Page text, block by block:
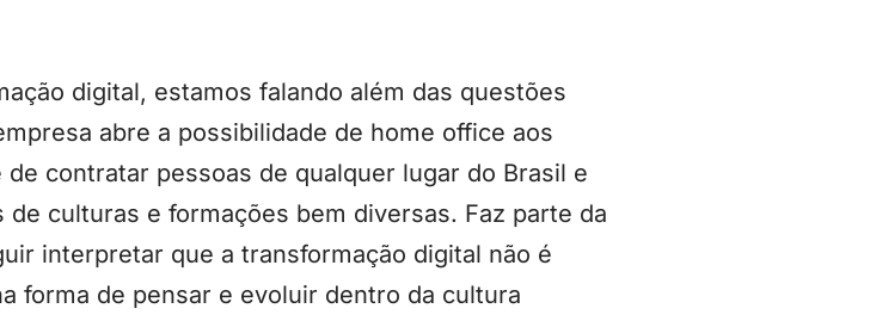
digital, estamos falando além das questões
abre a possibilidade de home office aos
contratar pessoas de qualquer lugar do Brasil e
culturas e formações bem diversas. Faz parte da
interpretar que a transformação digital não é
forma de pensar e evoluir dentro da cultura